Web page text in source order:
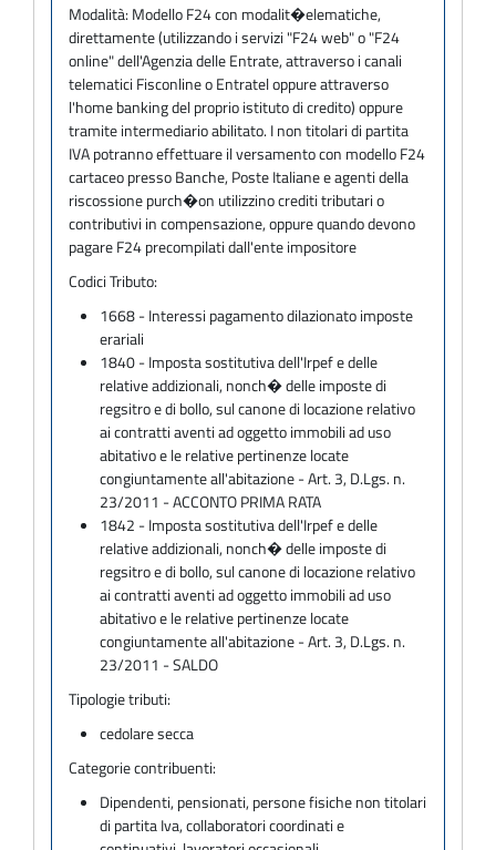
Modalità: Modello F24 con modalit�elematiche,
direttamente (utilizzando i servizi "F24 web" o "F24
online" dell'Agenzia delle Entrate, attraverso i canali
telematici Fisconline o Entratel oppure attraverso
l'home banking del proprio istituto di credito) oppure
tramite intermediario abilitato. I non titolari di partita
IVA potranno effettuare il versamento con modello F24
cartaceo presso Banche, Poste Italiane e agenti della
riscossione purch�on utilizzino crediti tributari o
contributivi in compensazione, oppure quando devono
pagare F24 precompilati dall'ente impositore
Codici Tributo:
1668 - Interessi pagamento dilazionato imposte
erariali
1840 - Imposta sostitutiva dell'Irpef e delle
relative addizionali, nonch� delle imposte di
regsitro e di bollo, sul canone di locazione relativo
ai contratti aventi ad oggetto immobili ad uso
abitativo e le relative pertinenze locate
congiuntamente all'abitazione - Art. 3, D.Lgs. n.
23/2011 - ACCONTO PRIMA RATA
1842 - Imposta sostitutiva dell'Irpef e delle
relative addizionali, nonch� delle imposte di
regsitro e di bollo, sul canone di locazione relativo
ai contratti aventi ad oggetto immobili ad uso
abitativo e le relative pertinenze locate
congiuntamente all'abitazione - Art. 3, D.Lgs. n.
23/2011 - SALDO
Tipologie tributi:
cedolare secca
Categorie contribuenti:
Dipendenti, pensionati, persone fisiche non titolari
di partita Iva, collaboratori coordinati e